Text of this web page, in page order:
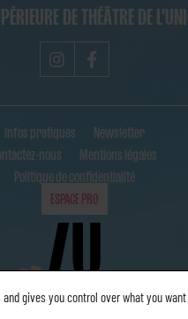
DE THÉÂTRE DE
Infos pratiques
Newsletter
nous
Mentions légales
Politique de confidentialité
ESPACE PRO
gives you control over what you